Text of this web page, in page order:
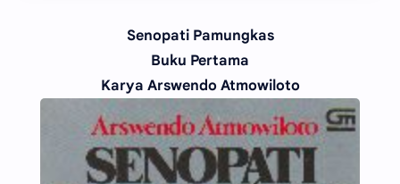
Senopati Pamungkas
Buku Pertama
Karya Arswendo Atmowiloto